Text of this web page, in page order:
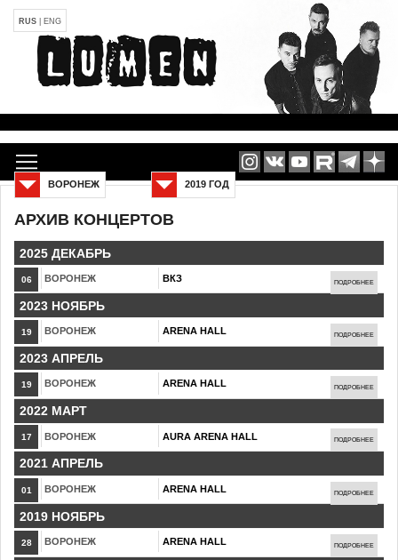
RUS ENG
АРХИВ КОНЦЕРТОВ
2019 ГОД
ВОРОНЕЖ
2025 ДЕКАБРЬ
06 ВОРОНЕЖ ВКЗ ПОДРОБНЕЕ
2023 НОЯБРЬ
19 ВОРОНЕЖ ARENA HALL ПОДРОБНЕЕ
2023 АПРЕЛЬ
19 ВОРОНЕЖ ARENA HALL ПОДРОБНЕЕ
2022 МАРТ
17 ВОРОНЕЖ AURA ARENA HALL ПОДРОБНЕЕ
2021 АПРЕЛЬ
01 ВОРОНЕЖ ARENA HALL ПОДРОБНЕЕ
2019 НОЯБРЬ
28 ВОРОНЕЖ ARENA HALL ПОДРОБНЕЕ